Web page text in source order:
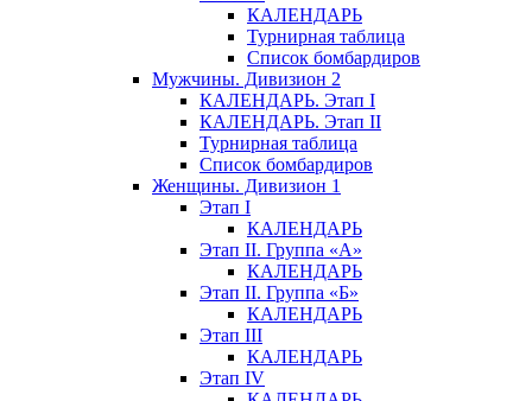
КАЛЕНДАРЬ
Турнирная таблица
Список бомбардиров
Мужчины. Дивизион 2
КАЛЕНДАРЬ. Этап I
КАЛЕНДАРЬ. Этап II
Турнирная таблица
Список бомбардиров
Женщины. Дивизион 1
Этап I
КАЛЕНДАРЬ
Этап II. Группа «А»
КАЛЕНДАРЬ
Этап II. Группа «Б»
КАЛЕНДАРЬ
Этап III
КАЛЕНДАРЬ
Этап IV